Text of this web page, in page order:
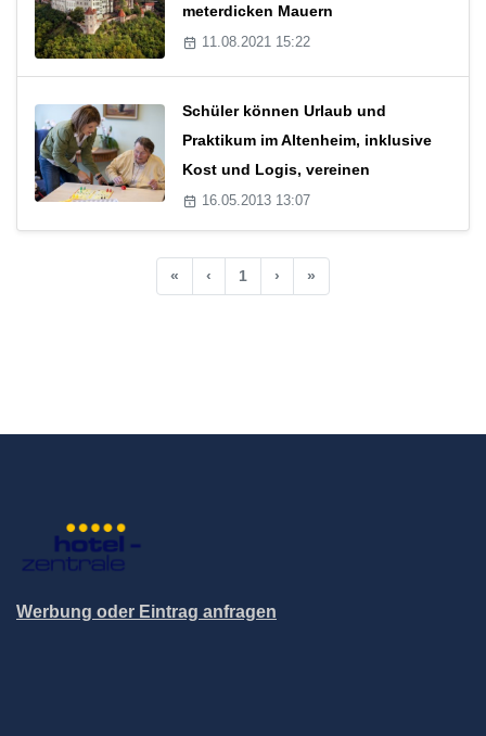
meterdicken Mauern
11.08.2021 15:22
Schüler können Urlaub und
Praktikum im Altenheim, inklusive
Kost und Logis, vereinen
16.05.2013 13:07
« ‹ 1 › »
Werbung oder Eintrag anfragen